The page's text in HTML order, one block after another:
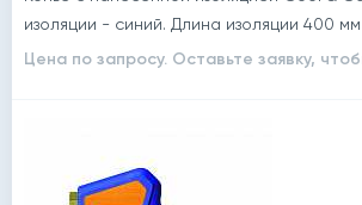
изоляции - синий. Длина изоляции 400 мм
Цена по запросу. Оставьте заявку,